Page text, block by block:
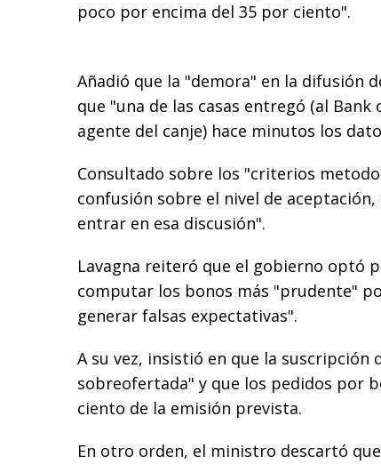
poco por encima del 35 por ciento".
Añadió que la "demora" en la difusión
que "una de las casas entregó (al Bank
agente del canje) hace minutos los
Consultado sobre los "criterios
confusión sobre el nivel de
entrar en esa discusión".
Lavagna reiteró que el gobierno optó
computar los bonos más "prudente"
generar falsas expectativas".
A su vez, insistió en que la suscripción
sobreofertada" y que los pedidos por
ciento de la emisión prevista.
En otro orden, el ministro descartó